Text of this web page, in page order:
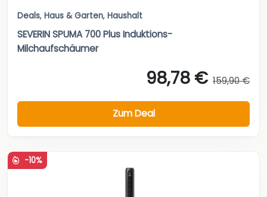
Deals, Haus & Garten, Haushalt
SEVERIN SPUMA 700 Plus Induktions-
Milchaufschäumer
98,78 € 159,90 €
Zum Deal
-10%